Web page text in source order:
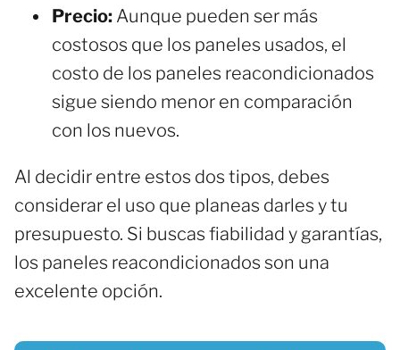
Precio: Aunque pueden ser más
costosos que los paneles usados, el
costo de los paneles reacondicionados
sigue siendo menor en comparación
con los nuevos.
Al decidir entre estos dos tipos, debes
considerar el uso que planeas darles y tu
presupuesto. Si buscas fiabilidad y garantías,
los paneles reacondicionados son una
excelente opción.